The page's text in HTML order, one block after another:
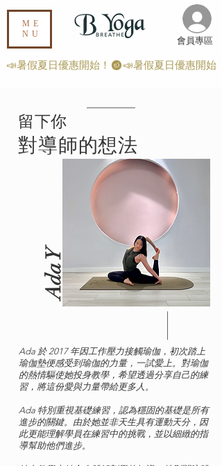
ME
NU
​會員專區
📣暑假夏日優惠開始！
​留下你
對導師的想法
Ada Y
Ada 於 2017 年因工作壓力接觸瑜伽，初次踏上
瑜伽墊便感受到瑜伽的力量，一試愛上。對瑜伽
的熱情驅使她投身教學，希望透過分享自己的練
習，將這份愛與力量帶給更多人。
Ada 特別重視基礎練習，認為穩固的基礎是所有
進步的關鍵。由於她並非天生具有運動天分，因
此更能理解學員在練習中的挑戰，並以細緻的指
導幫助他們進步。